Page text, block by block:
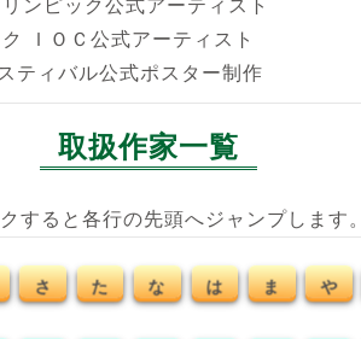
WAKE UP SLEEPY
HEADS
シルクスクリーン(3D)
ンピック公式アーティスト
ＩＯＣ公式アーティスト
ティバル公式ポスター制作
取扱作家一覧
すると各行の先頭へジャンプします。
さ た な は ま や